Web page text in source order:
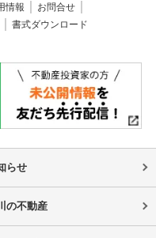
情報
お問合せ
書式ダウンロード
らせ
の不動産